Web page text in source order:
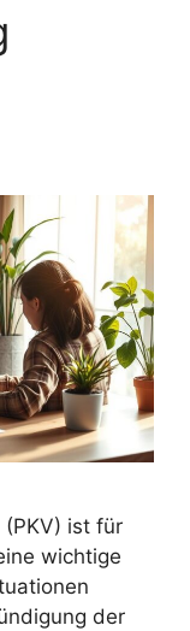
(PKV) ist für
wichtige
der